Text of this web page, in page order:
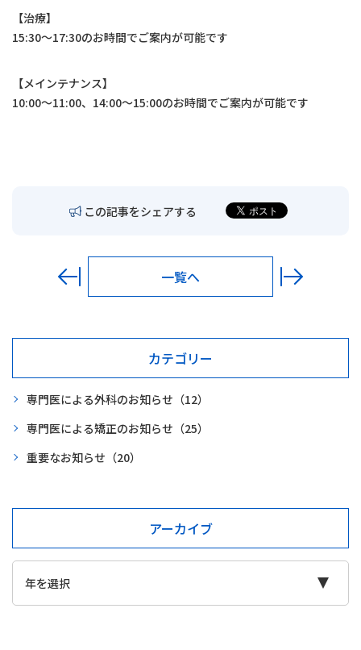
交通アクセス
【治療】
15:30〜17:30のお時間でご案内が可能です
【メインテナンス】
10:00〜11:00、14:00〜15:00のお時間でご案内が可能です
この記事をシェアする
一覧へ
カテゴリー
専門医による外科のお知らせ （12）
専門医による矯正のお知らせ （25）
重要なお知らせ （20）
アーカイブ